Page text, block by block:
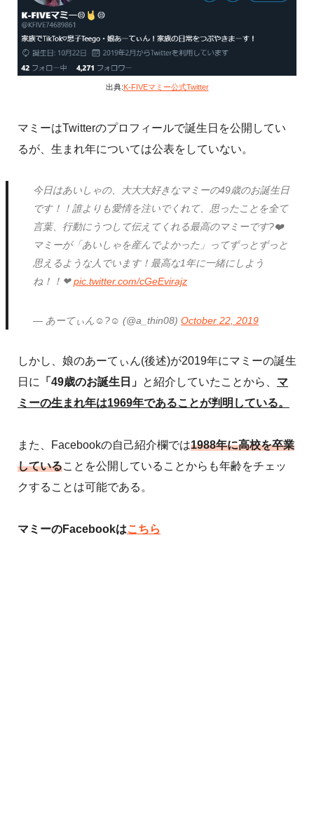
出典:K-FIVEマミー︎公式Twitter
マミーはTwitterのプロフィールで誕生日を公開してい
るが、生まれ年については公表をしていない。
今日はあいしゃの、大大大好きなマミーの49歳のお誕生日
です！！誰よりも愛情を注いでくれて、思ったことを全て
言葉、行動にうつして伝えてくれる最高のマミーです?❤️
マミーが「あいしゃを産んでよかった」ってずっとずっと
思えるような人でいます！最高な1年に一緒にしよう
ね！！❤pic.twitter.com/cGeEvirajz
— あーてぃん☺︎︎?☺︎ (@a_thin08)October 22, 2019
しかし、娘のあーてぃん(後述)が2019年にマミーの誕生
日に
「49歳のお誕生日」 と紹介していたことから、 マ
ミーの生まれ年は1969年であることが判明している。
また、Facebookの自己紹介欄では1988年に高校を卒業
していることを公開していることからも年齢をチェッ
クすることは可能である。
マミーのFacebookはこちら